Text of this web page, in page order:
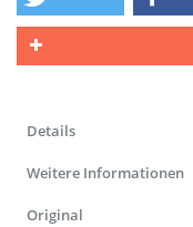
Details
Weitere Informationen
Original